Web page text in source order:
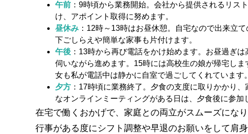
午前 ：9時頃から業務開始。会社から提供されるリス
け、アポイント取得に努めます。
昼休み ：12時～13時はお昼休憩。自宅なので出来立
下ごしらえや簡単な家事も片付けます。
午後 ：13時から再び電話をかけ始めます。お昼過ぎ
伺いながら進めます。15時には高校生の娘が帰宅し
女も私が電話中は静かに自室で過ごしてくれています
夕方 ：17時頃に業務終了。夕食の支度に取りかかり
なオンラインミーティングがある日は、夕食後に参加
在宅で働くおかげで、家庭との両立がスムーズにな
行事がある度にシフト調整や早退のお願いをして肩